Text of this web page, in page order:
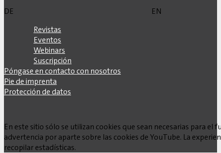
DE
EN
Revistas
Eventos
Webinars
Suscripción
Póngase en contacto con nosotros
Pie de imprenta
Protección de datos
En este sitio sólo se utilizan cookies que sean necesarias para
advertencia por aparte sobre las cookies de YouTube. La
recopilar estadísticas.